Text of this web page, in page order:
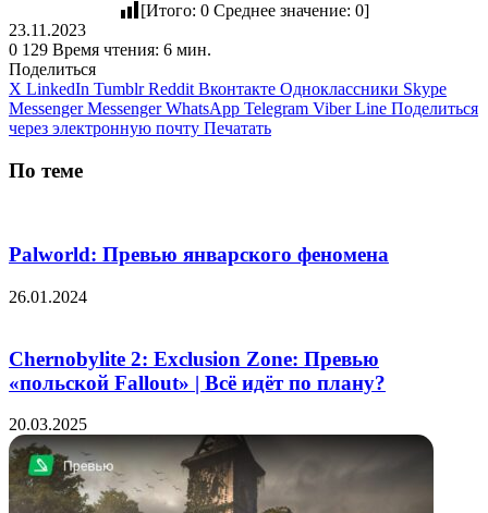
[Итого: 0 Среднее значение: 0]
23.11.2023
0 129 Время чтения: 6 мин.
Поделиться
X LinkedIn Tumblr Reddit Вконтакте Одноклассники Skype
Messenger Messenger WhatsApp Telegram Viber Line Поделиться
через электронную почту Печатать
По теме
Palworld: Превью январского феномена
26.01.2024
Chernobylite 2: Exclusion Zone: Превью
«польской Fallout» | Всё идёт по плану?
20.03.2025